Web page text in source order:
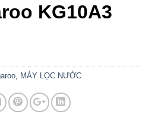
KG10A3
MÁY LỌC NƯỚC